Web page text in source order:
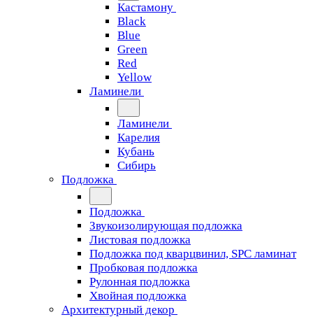
Кастамону
Black
Blue
Green
Red
Yellow
Ламинели
Ламинели
Карелия
Кубань
Сибирь
Подложка
Подложка
Звукоизолирующая подложка
Листовая подложка
Подложка под кварцвинил, SPC ламинат
Пробковая подложка
Рулонная подложка
Хвойная подложка
Архитектурный декор